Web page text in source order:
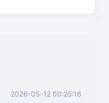
2026-05-12 00:25:16